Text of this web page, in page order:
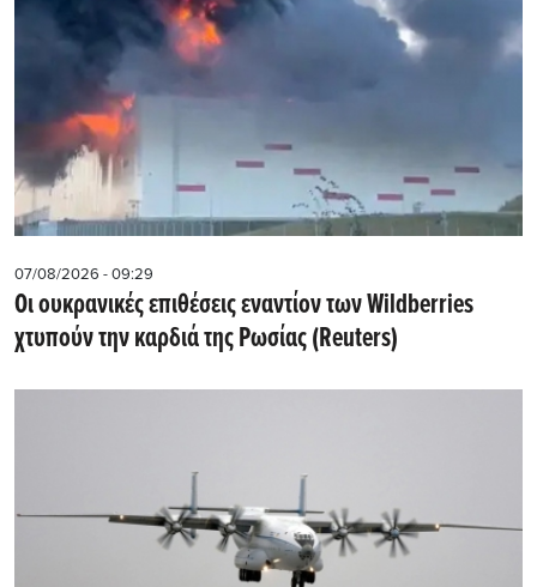
07/08/2026 - 09:29
Οι ουκρανικές επιθέσεις εναντίον των Wildberries
χτυπούν την καρδιά της Ρωσίας (Reuters)